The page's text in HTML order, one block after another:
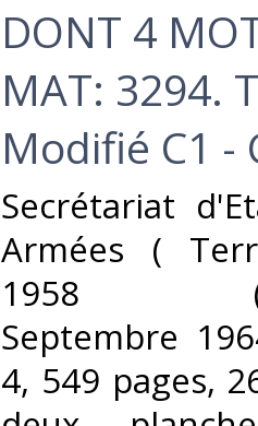
DONT 4
MAT: 3294.
Modifié C1 -
‎Secrétariat
Armées (
1958
Septembre
4, 549 pages,